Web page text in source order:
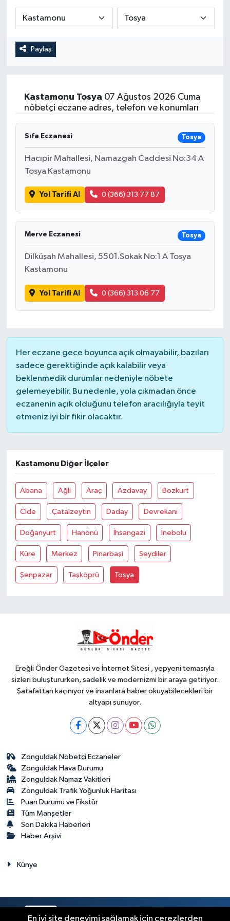
Paylaş
Kastamonu Tosya 07 Ağustos 2026 Cuma
nöbetçi eczane adres, telefon ve konumları
Sıfa Eczanesi Tosya
Hacıpir Mahallesi, Namazgah Caddesi No:34 A
Tosya Kastamonu
Yol Tarifi Al 0 (366) 313 77 87
Merve Eczanesi Tosya
Dilküşah Mahallesi, 5501.Sokak No:1 A Tosya
Kastamonu
Yol Tarifi Al 0 (366) 313 06 77
Her eczane gece boyunca açık olmayabilir, bazıları
sadece gerektiğinde açık kalabilir veya
beklenmedik durumlar nedeniyle nöbete
gelemeyebilir. Bu nedenle, yola çıkmadan önce
eczanenin açık olduğunu telefon aracılığıyla teyit
etmeniz iyi bir fikir olacaktır.
Kastamonu Diğer İlçeler
Abana Ağli Araç Azdavay Bozkurt
Cide Çatalzeytin Daday Devrekani
Doğanyurt Hanönü İhsangazi İnebolu
Küre Merkez Pinarbaşi Seydiler
Şenpazar Taşköprü Tosya
Ereğli Önder Gazetesi ve İnternet Sitesi , yepyeni temasıyla
sizleri buluştururken, sadelik ve modernizmi bir araya getiriyor.
Şatafattan kaçınıyor ve insanlara haber okuyabilecekleri bir
altyapı sunuyor.
Zonguldak Nöbetçi Eczaneler
Zonguldak Hava Durumu
Zonguldak Namaz Vakitleri
Zonguldak Trafik Yoğunluk Haritası
Puan Durumu ve Fikstür
Tüm Manşetler
Son Dakika Haberleri
Haber Arşivi
Künye
En iyi site deneyimi sağlamak için çerezlerden
RESMİ İLAN